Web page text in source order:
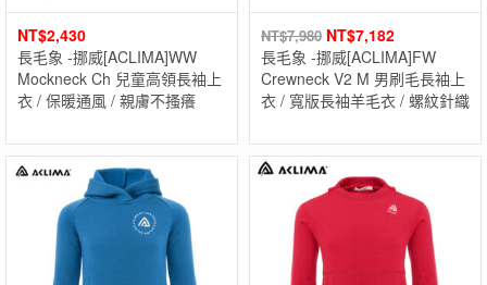
NT$2,430
長毛象 -挪威[ACLIMA]WW
Mockneck Ch 兒童高領長袖上
衣 / 保暖通風 / 親膚不搔癢
NT$7,980 NT$7,182
長毛象 -挪威[ACLIMA]FW
Crewneck V2 M 男刷毛長袖上
衣 / 寬版長袖羊毛衣 / 螺紋針織